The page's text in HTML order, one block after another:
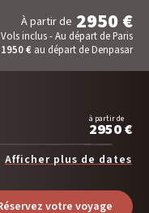
du Monde
& Nature
À partir de 2950 €
Vols inclus - Au départ de Paris
1950 € au départ de Denpasar
à partir de
2950 €
Afficher plus de dates
votre voyage